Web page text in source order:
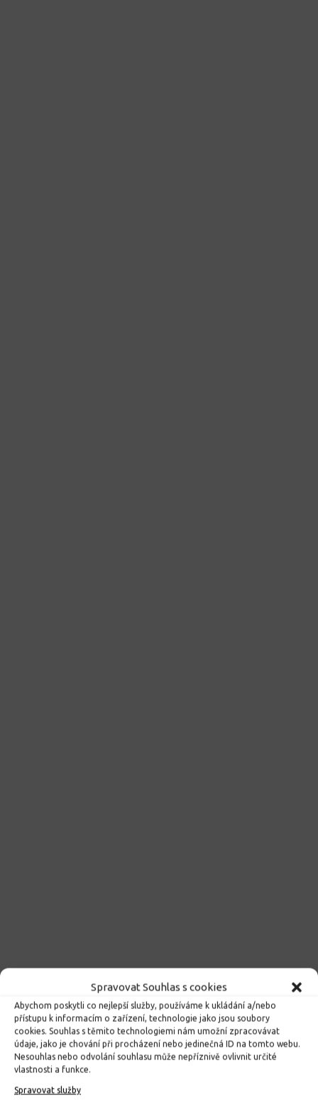
Spravovat Souhlas s cookies
Abychom poskytli co nejlepší služby, používáme k ukládání a/nebo
přístupu k informacím o zařízení, technologie jako jsou soubory
cookies. Souhlas s těmito technologiemi nám umožní zpracovávat
údaje, jako je chování při procházení nebo jedinečná ID na tomto webu.
Nesouhlas nebo odvolání souhlasu může nepříznivě ovlivnit určité
vlastnosti a funkce.
Spravovat služby